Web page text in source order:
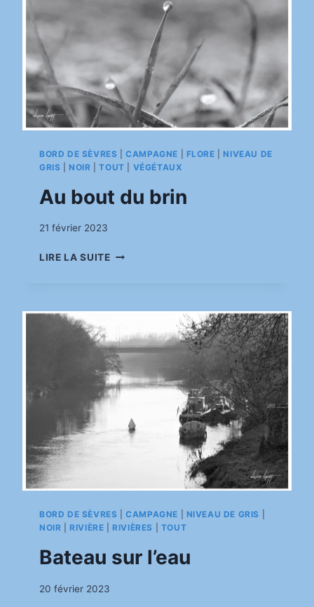
BORD DE SÈVRES |CAMPAGNE FLORE |NIVEAU DE
GRIS |NOIR |TOUT VÉGÉTAUX
Au bout du brin
Par
21 février 2023
LIRE LA SUITEAU
BORD DE SÈVRES |CAMPAGNE NIVEAU DE GRIS
NOIR |RIVIÈRE |RIVIÈRES TOUT
Bateau sur l’eau
Par
20 février 2023